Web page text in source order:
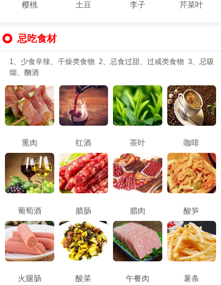
樱桃 土豆 李子 芹菜叶
忌吃食材
1、少食辛辣、干燥类食物 2、忌食过甜、过咸类食物 3、忌吸
烟、酗酒
熏肉 红酒 茶叶 咖啡
葡萄酒 腊肠 腊肉 酸笋
火腿肠 酸菜 午餐肉 薯条